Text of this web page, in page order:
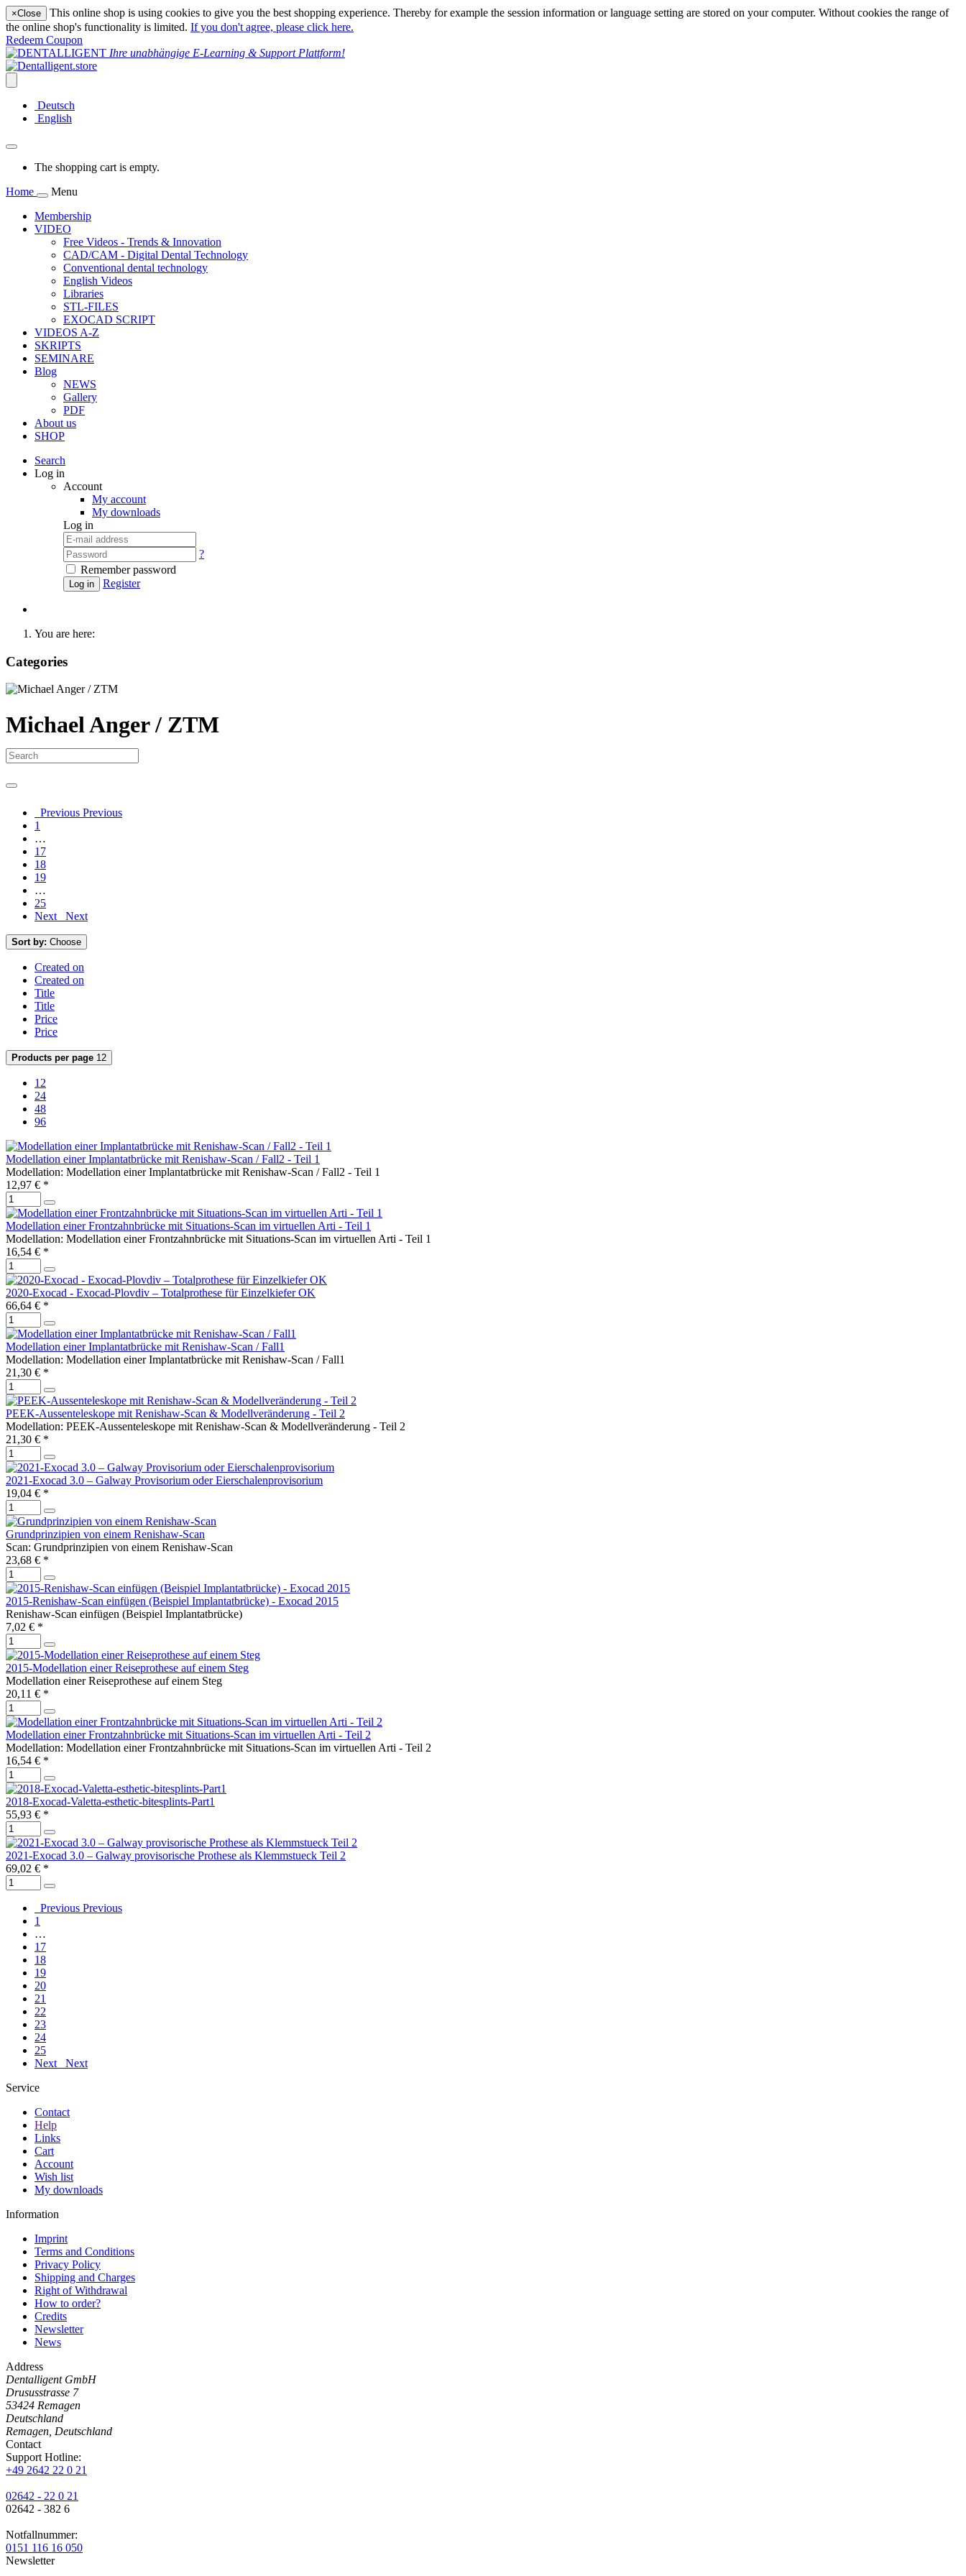
×Close
This online shop is using cookies to give you the best shopping experience. Thereby for example the session information or language setting are stored on your computer. Without cookies the range of
the online shop's functionality is limited. If you don't agree, please click here.
Redeem Coupon
Ihre unabhängige E-Learning & Support Plattform!
Deutsch
English
The shopping cart is empty.
Home
Menu
Membership
VIDEO
Free Videos - Trends & Innovation
CAD/CAM - Digital Dental Technology
Conventional dental technology
English Videos
Libraries
STL-FILES
EXOCAD SCRIPT
VIDEOS A-Z
SKRIPTS
SEMINARE
Blog
NEWS
Gallery
PDF
About us
SHOP
Search
Log in
Account
My account
My downloads
Log in
?
Remember password
Log in Register
You are here:
Categories
Michael Anger / ZTM
Previous Previous
1
…
17
18
19
…
25
Next
Next
Sort by: Choose
Created on
Created on
Title
Title
Price
Price
Products per page 12
12
24
48
96
Modellation einer Implantatbrücke mit Renishaw-Scan / Fall2 - Teil 1
Modellation: Modellation einer Implantatbrücke mit Renishaw-Scan / Fall2 - Teil 1
12,97 € *
Modellation einer Frontzahnbrücke mit Situations-Scan im virtuellen Arti - Teil 1
Modellation: Modellation einer Frontzahnbrücke mit Situations-Scan im virtuellen Arti - Teil 1
16,54 € *
2020-Exocad - Exocad-Plovdiv – Totalprothese für Einzelkiefer OK
66,64 € *
Modellation einer Implantatbrücke mit Renishaw-Scan / Fall1
Modellation: Modellation einer Implantatbrücke mit Renishaw-Scan / Fall1
21,30 € *
PEEK-Aussenteleskope mit Renishaw-Scan & Modellveränderung - Teil 2
Modellation: PEEK-Aussenteleskope mit Renishaw-Scan & Modellveränderung - Teil 2
21,30 € *
2021-Exocad 3.0 – Galway Provisorium oder Eierschalenprovisorium
19,04 € *
Grundprinzipien von einem Renishaw-Scan
Scan: Grundprinzipien von einem Renishaw-Scan
23,68 € *
2015-Renishaw-Scan einfügen (Beispiel Implantatbrücke) - Exocad 2015
Renishaw-Scan einfügen (Beispiel Implantatbrücke)
7,02 € *
2015-Modellation einer Reiseprothese auf einem Steg
Modellation einer Reiseprothese auf einem Steg
20,11 € *
Modellation einer Frontzahnbrücke mit Situations-Scan im virtuellen Arti - Teil 2
Modellation: Modellation einer Frontzahnbrücke mit Situations-Scan im virtuellen Arti - Teil 2
16,54 € *
2018-Exocad-Valetta-esthetic-bitesplints-Part1
55,93 € *
2021-Exocad 3.0 – Galway provisorische Prothese als Klemmstueck Teil 2
69,02 € *
Previous Previous
1
…
17
18
19
20
21
22
23
24
25
Next
Next
Service
Contact
Help
Links
Cart
Account
Wish list
My downloads
Information
Imprint
Terms and Conditions
Privacy Policy
Shipping and Charges
Right of Withdrawal
How to order?
Credits
Newsletter
News
Address
Dentalligent GmbH
Drususstrasse 7
53424 Remagen
Deutschland
Remagen, Deutschland
Contact
Support Hotline:
+49 2642 22 0 21
02642 - 22 0 21
02642 - 382 6
Notfallnummer:
0151 116 16 050
Newsletter